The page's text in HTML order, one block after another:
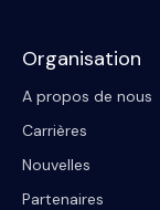
Organisation
A propos de nous
Carrières
Nouvelles
Partenaires